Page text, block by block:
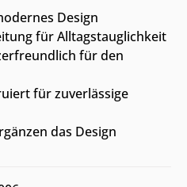
Design
für Alltagstauglichkeit
für den
für zuverlässige
das Design